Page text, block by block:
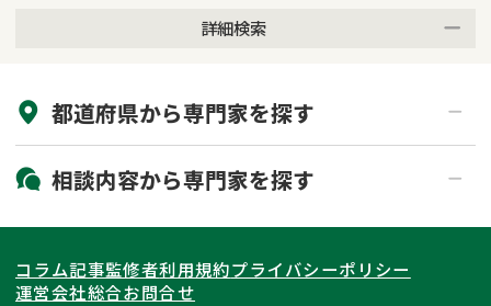
詳細検索
初回相談無料
土日祝の相談可能
都道府県から専門家を探す
北海道・東北
北海道 青森県
岩手県 宮城県
関東
東京都 神奈川県
東海
相談内容から専門家を探す
相続登記
遺産分割
コラム記事監修者利用規約プライバシーポリシー
運営会社総合お問合せ